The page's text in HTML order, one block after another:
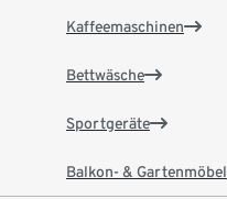
Kaffeemaschinen
Bettwäsche
Sportgeräte
Balkon- & Gartenmöbel